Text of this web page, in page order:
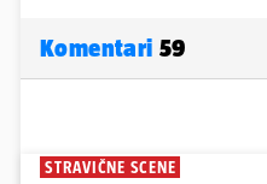
Komentari 59
STRAVIČNE SCENE